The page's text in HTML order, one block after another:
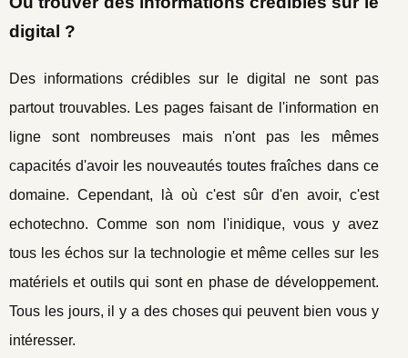
digital ?
Des informations crédibles sur le digital ne sont pas
partout trouvables. Les pages faisant de l'information en
ligne sont nombreuses mais n'ont pas les mêmes
capacités d'avoir les nouveautés toutes fraîches dans ce
domaine. Cependant, là où c'est sûr d'en avoir, c'est
echotechno. Comme son nom l'inidique, vous y avez
tous les échos sur la technologie et même celles sur les
matériels et outils qui sont en phase de développement.
Tous les jours, il y a des choses qui peuvent bien vous y
intéresser.